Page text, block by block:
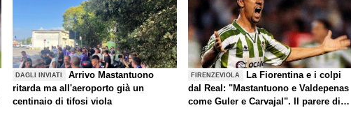
DAGLI INVIATI
Arrivo Mastantuono
ritarda ma all'aeroporto già un
centinaio di tifosi viola
FIRENZEVIOLA
La Fiorentina e i colpi
dal Real: "Mastantuono e Valdepenas
come Guler e Carvajal". Il parere di